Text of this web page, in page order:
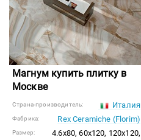
Магнум купить плитку в
Москве
Страна-производитель: Италия
Фабрика: Rex Ceramiche (Florim)
Размер:
4.6x80, 60x120, 120x120,